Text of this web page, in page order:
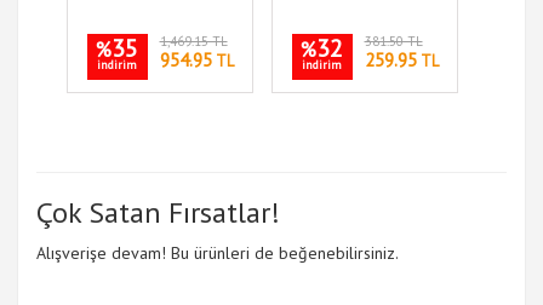
%35
indirim
1,469.15 TL
954.95TL %32
indirim
381.50 TL
259.95TL
Çok Satan Fırsatlar!
Alışverişe devam! Bu ürünleri de beğenebilirsiniz.